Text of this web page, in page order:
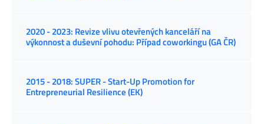
2020 - 2023: Revize vlivu otevřených kanceláří na
výkonnost a duševní pohodu: Případ coworkingu (GA ČR)
2015 - 2018: SUPER - Start-Up Promotion for
Entrepreneurial Resilience (EK)